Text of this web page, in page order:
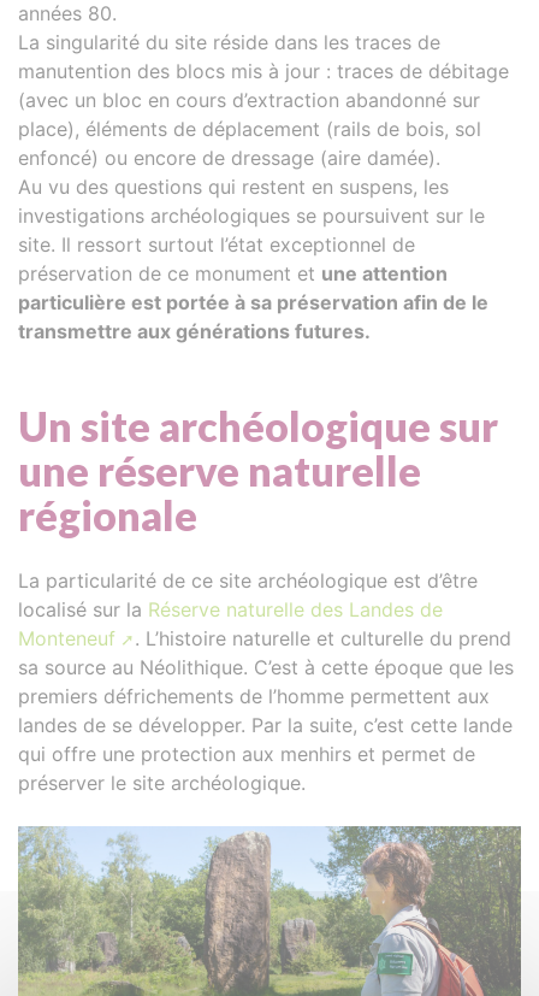
années 80.
La singularité du site réside dans les traces de
manutention des blocs mis à jour : traces de débitage
(avec un bloc en cours d’extraction abandonné sur
place), éléments de déplacement (rails de bois, sol
enfoncé) ou encore de dressage (aire damée).
Au vu des questions qui restent en suspens, les
investigations archéologiques se poursuivent sur le
site. Il ressort surtout l’état exceptionnel de
préservation de ce monument et une attention
particulière est portée à sa préservation afin de le
transmettre aux générations futures.
Un site archéologique sur
une réserve naturelle
régionale
La particularité de ce site archéologique est d’être
localisé sur la Réserve naturelle des Landes de
Monteneuf
. L’histoire naturelle et culturelle du prend
sa source au Néolithique. C’est à cette époque que les
premiers défrichements de l’homme permettent aux
landes de se développer. Par la suite, c’est cette lande
qui offre une protection aux menhirs et permet de
préserver le site archéologique.